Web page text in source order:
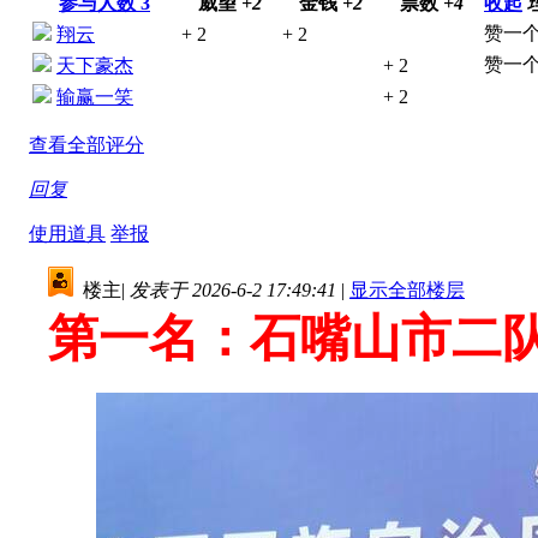
翔云
+ 2 + 2
赞一
天下豪杰
+ 2
赞一
输赢一笑
+ 2
查看全部评分
回复
使用道具 举报
楼主| 发表于 2026-6-2 17:49:41 | 显示全部楼层
第一名：石嘴山市二